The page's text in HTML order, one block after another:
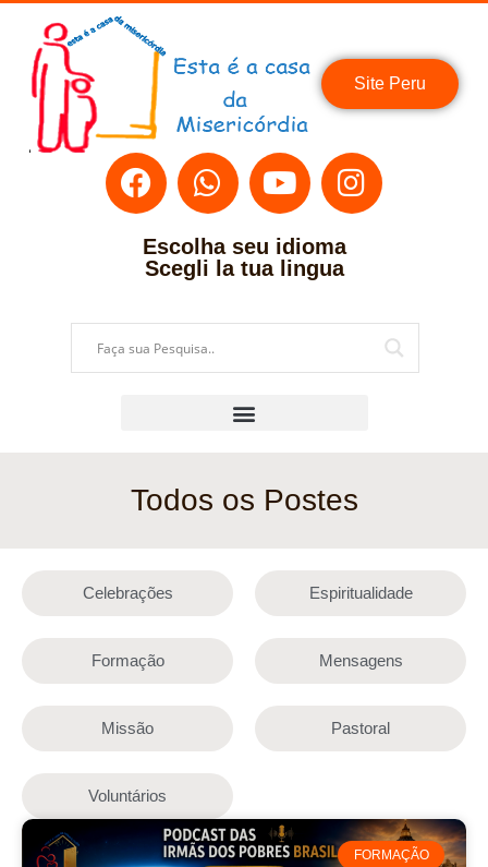
Site Peru
Escolha seu idioma
Scegli la tua lingua
Todos os Postes
Celebrações Espiritualidade
Formação Mensagens
Missão Pastoral
Voluntários
FORMAÇÃO